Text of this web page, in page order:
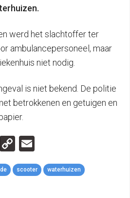
werd het slachtoffer ter
ambulancepersoneel, maar
niet nodig.
is niet bekend. De politie
betrokkenen en getuigen en
WhatsApp
Copy
Link
scooter waterhuizen